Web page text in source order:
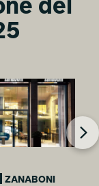
del
ZANABONI